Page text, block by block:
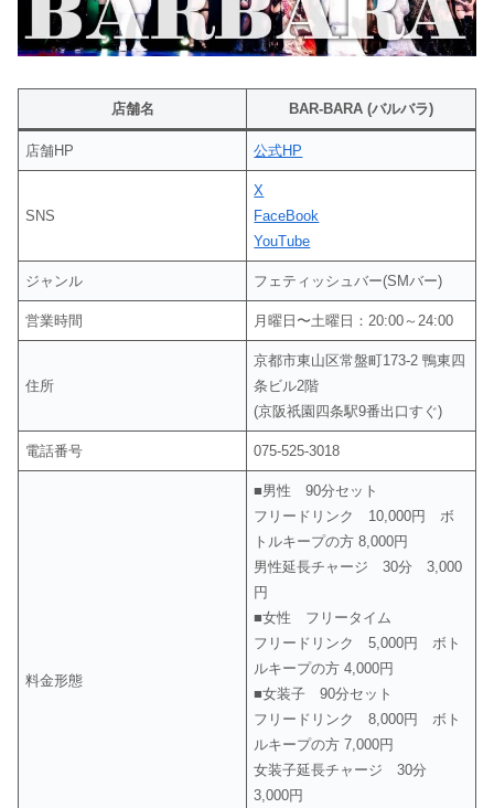
店舗名 BAR-BARA (バルバラ)
店舗HP 公式HP
SNS
X
FaceBook
YouTube
ジャンル フェティッシュバー(SMバー)
営業時間 月曜日〜土曜日：20:00～24:00
住所
京都市東山区常盤町173-2 鴨東四
条ビル2階
(京阪祇園四条駅9番出口すぐ)
電話番号 075-525-3018
料金形態
■男性 90分セット
フリードリンク 10,000円 ボ
トルキープの方 8,000円
男性延長チャージ 30分 3,000
円
■女性 フリータイム
フリードリンク 5,000円 ボト
ルキープの方 4,000円
■女装子 90分セット
フリードリンク 8,000円 ボト
ルキープの方 7,000円
女装子延長チャージ 30分
3,000円